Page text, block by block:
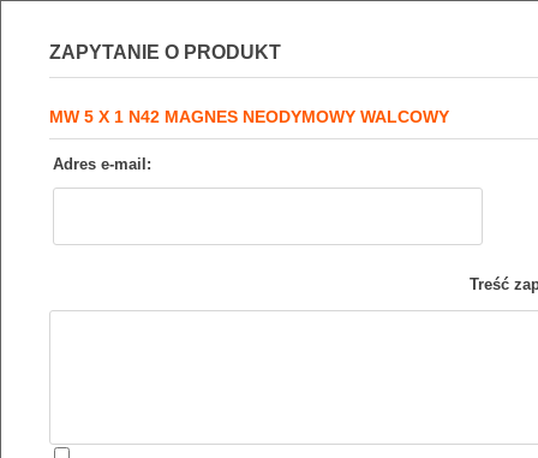
ZAPYTANIE O PRODUKT
MW 5 X 1 N42 MAGNES NEODYMOWY WALCOWY
Adres e-mail:
Treść